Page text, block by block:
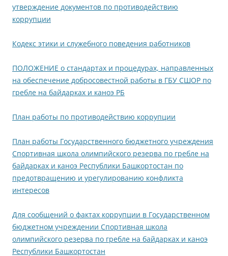
утверждение документов по противодействию
коррупции
Кодекс этики и служебного поведения работников
ПОЛОЖЕНИЕ о стандартах и процедурах, направленных
на обеспечение добросовестной работы в ГБУ СШОР по
гребле на байдарках и каноэ РБ
План работы по противодействию коррупции
План работы Государственного бюджетного учреждения
Спортивная школа олимпийского резерва по гребле на
байдарках и каноэ Республики Башкортостан по
предотвращению и урегулированию конфликта
интересов
Для сообщений о фактах коррупции в Государственном
бюджетном учреждении Спортивная школа
олимпийского резерва по гребле на байдарках и каноэ
Республики Башкортостан